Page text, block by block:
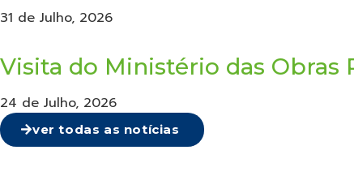
31 de Julho, 2026
Visita do Ministério das Obras
24 de Julho, 2026
ver todas as notícias